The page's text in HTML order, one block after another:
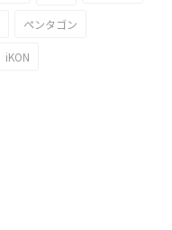
ペンタゴン
iKON